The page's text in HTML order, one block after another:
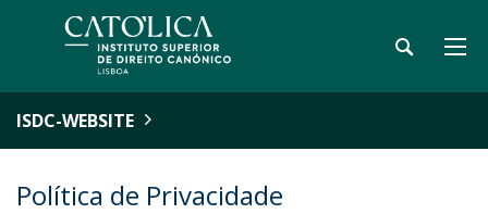
ISDC-WEBSITE
Política de Privacidade